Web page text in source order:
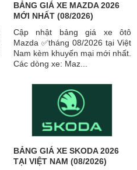
BẢNG GIÁ XE MAZDA 2026
MỚI NHẤT (08/2026)
Cập nhật bảng giá xe ôtô
Mazda ✅tháng 08/2026 tại Việt
Nam kèm khuyến mại mới nhất.
Các dòng xe: Maz...
BẢNG GIÁ XE SKODA 2026
TẠI VIỆT NAM (08/2026)